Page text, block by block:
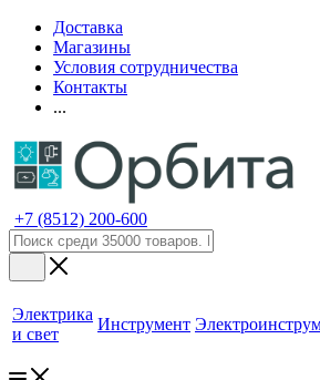
Доставка
Магазины
Условия сотрудничества
Контакты
...
+7 (8512) 200-600
Электрика
и свет
Инструмент